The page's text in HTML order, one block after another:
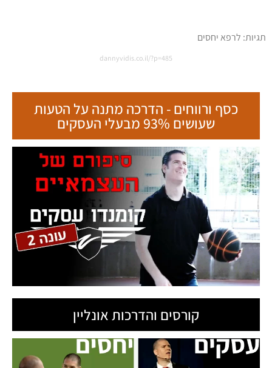
תגיות: לרפא יחסים
dannyvidis.co.il/?p=485
כסף ורווחים - הדרכה מתנה על הטעות
שעושים 93% מבעלי העסקים
קורסים והדרכות אונליין